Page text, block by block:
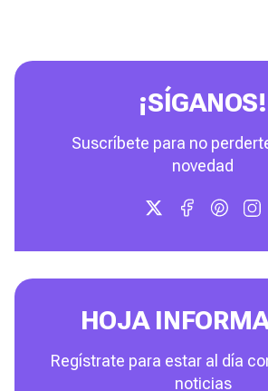
¡SÍGANOS!
Suscríbete para no
novedad
HOJA
Regístrate para estar al día
noticias